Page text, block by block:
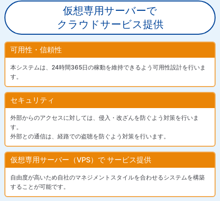
仮想専用サーバーで
クラウドサービス提供
可用性・信頼性
本システムは、24時間365日の稼動を維持できるよう可用性設計を行いま
す。
セキュリティ
外部からのアクセスに対しては、侵入・改ざんを防ぐよう対策を行いま
す。
外部との通信は、経路での盗聴を防ぐよう対策を行います。
仮想専用サーバー（VPS）でサービス提供
自由度が高いため自社のマネジメントスタイルを合わせるシステムを構築
することが可能です。